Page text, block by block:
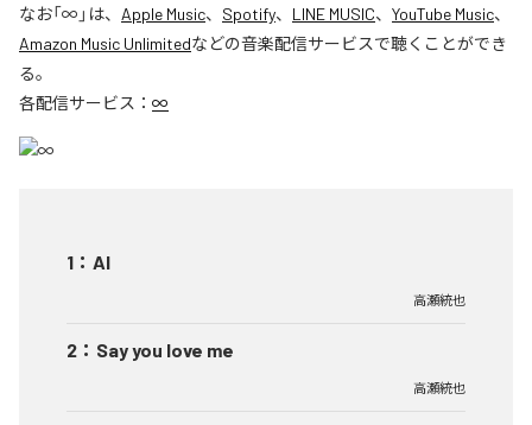
なお「∞ 」は、 Apple Music、 Spotify、 LINE MUSIC、 YouTube Music、
Amazon Music Unlimitedなどの音楽配信サービスで聴くことができ
る。
各配信サービス： ∞
1 ： AI
高瀬統也
2 ： Say you love me
高瀬統也